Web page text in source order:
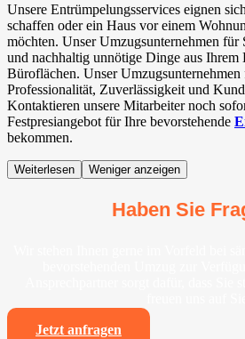
Unsere Entrümpelungsservices eignen
schaffen oder ein Haus vor einem
möchten. Unser Umzugsunternehmen für
und nachhaltig unnötige Dinge aus Ihrem
Büroflächen. Unser
Professionalität, Zuverlässigkeit und
Kontaktieren unsere Mitarbeiter noch
Festpresiangebot für Ihre bevorstehende
bekommen.
Weiterlesen Weniger anzeigen
Haben Sie
Jetzt anfragen